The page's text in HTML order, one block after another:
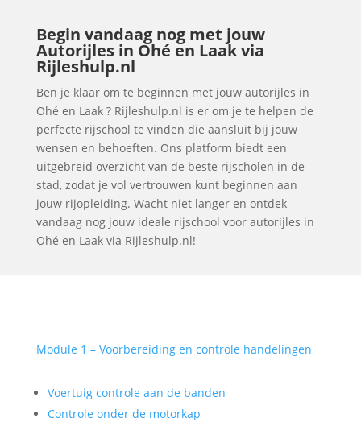
Begin vandaag nog met jouw
Autorijles in Ohé en Laak via
Rijleshulp.nl
Ben je klaar om te beginnen met jouw autorijles in
Ohé en Laak ? Rijleshulp.nl is er om je te helpen de
perfecte rijschool te vinden die aansluit bij jouw
wensen en behoeften. Ons platform biedt een
uitgebreid overzicht van de beste rijscholen in de
stad, zodat je vol vertrouwen kunt beginnen aan
jouw rijopleiding. Wacht niet langer en ontdek
vandaag nog jouw ideale rijschool voor autorijles in
Ohé en Laak via Rijleshulp.nl!
Module 1 – Voorbereiding en controle handelingen
Voertuig controle aan de banden
Controle onder de motorkap